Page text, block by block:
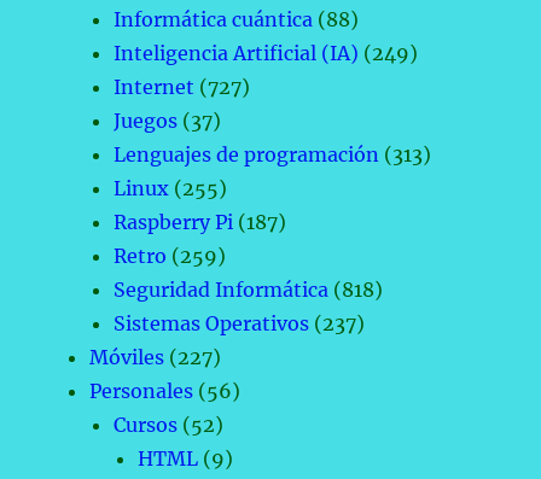
Informática cuántica (88)
Inteligencia Artificial (IA) (249)
Internet (727)
Juegos (37)
Lenguajes de programación (313)
Linux (255)
Raspberry Pi (187)
Retro (259)
Seguridad Informática (818)
Sistemas Operativos (237)
Móviles (227)
Personales (56)
Cursos (52)
HTML (9)